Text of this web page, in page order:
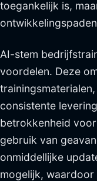
toegankelijk is,
AI-stem
voordelen. Deze
consistente
betrokkenheid
gebruik van
onmiddellijke
mogelijk,